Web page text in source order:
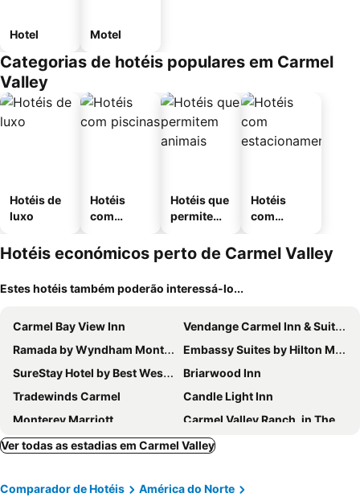
Hotel Motel
Categorias de hotéis populares em Carmel
Valley
Hotéis de
luxo
Hotéis
com
Hotéis que
permitem
Hotéis
com
mento
Hotéis económicos perto de Carmel Valley
Estes hotéis também poderão interessá-lo...
Carmel Bay View Inn
Vendange Carmel Inn & Suites
Ramada by Wyndham Monterey
Embassy Suites by Hilton Monterey Bay Seaside
SureStay Hotel by Best Western Seaside Monterey
Briarwood Inn
Tradewinds Carmel
Candle Light Inn
Monterey Marriott
Carmel Valley Ranch, in The Unbound Collection by Hyatt
Carmel Mission Inn
Scottish Fairway Inn
Hilton Garden Inn Monterey
Le Petit Pali at 8th Ave
Ver todas as estadias em Carmel Valley
Comparador de Hotéis
América do Norte